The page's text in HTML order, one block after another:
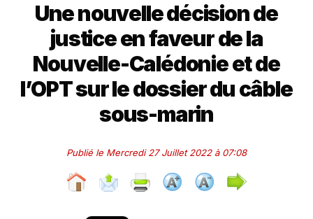
Une nouvelle décision de
justice en faveur de la
Nouvelle-Calédonie et de
l’OPT sur le dossier du câble
sous-marin
Publié le Mercredi 27 Juillet 2022 à 07:08